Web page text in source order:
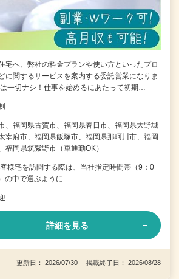
宅へ、弊社の料金プランや使い方といったプロ
に関するサービスを案内する委託営業になりま
一切ナシ！仕事を始めるにあたって初期…
、福岡県古賀市、福岡県春日市、福岡県大野城
宰府市、福岡県飯塚市、福岡県那珂川市、福岡
福岡県筑紫野市（車通勤OK）
様宅を訪問する際は、当社指定時間帯（9：0
の中で選ぶように…
詳細を見る
更新日： 2026/07/30 掲載終了日： 2026/08/28